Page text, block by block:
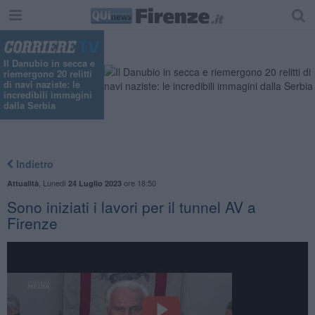
Il Danubio in secca e
riemergono 20 relitti
di navi naziste: le
incredibili immagini
dalla Serbia
Indietro
Attualità Lunedì 24 Luglio 2023ore 18:50
Sono iniziati i lavori per il tunnel AV a
Firenze